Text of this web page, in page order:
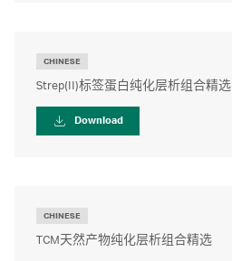
CHINESE
Strep(II)标签蛋白纯化层析组合精选
Download
CHINESE
TCM天然产物纯化层析组合精选